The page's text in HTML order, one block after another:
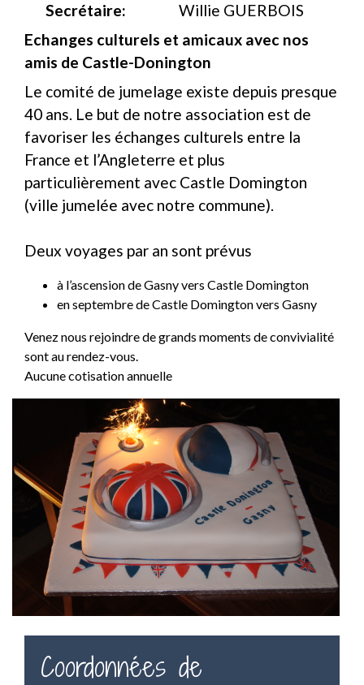
Secrétaire:
Willie GUERBOIS
Echanges culturels et amicaux avec nos
amis de Castle-Donington
Le comité de jumelage existe depuis presque
40 ans. Le but de notre association est de
favoriser les échanges culturels entre la
France et l’Angleterre et plus
particulièrement avec Castle Domington
(ville jumelée avec notre commune).
Deux voyages par an sont prévus
à l’ascension de Gasny vers Castle Domington
en septembre de Castle Domington vers Gasny
Venez nous rejoindre de grands moments de convivialité
sont au rendez-vous.
Aucune cotisation annuelle
Coordonnées de